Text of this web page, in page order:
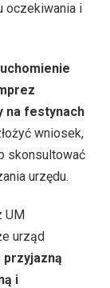
oczekiwania i
na festynach
wniosek,
skonsultować
urzędu.
UM
urząd
przyjazną
i